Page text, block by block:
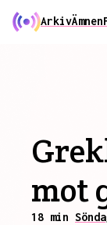
ArkivÄmnen
mot
18 min